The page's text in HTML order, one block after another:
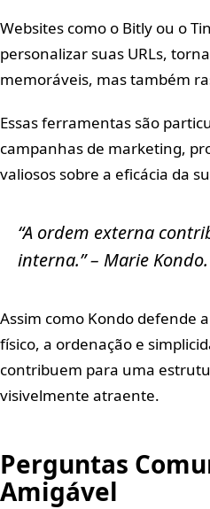
Websites como o Bitly ou o
personalizar suas URLs,
memoráveis, mas também
Essas ferramentas são
campanhas de marketing,
valiosos sobre a eficácia da
“A ordem externa
interna.” – Marie Kondo.
Assim como Kondo defende
físico, a ordenação e
contribuem para uma
visivelmente atraente.
Perguntas
Amigável